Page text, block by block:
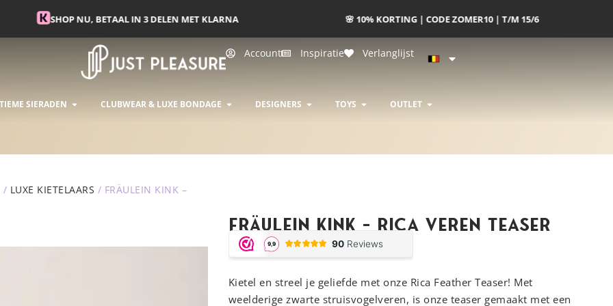
🌸 10% KORTING | CODE ZOMER10 | T/M 15/6
Account Inspiratie Verlanglijst
SIERADEN OPEN INTIEME SIERADEN
CLUBWEAR & LUXE BONDAGE OPEN CLUBWEAR & LUXE BONDAGE
DESIGNERS OPEN DESIGNERS
TOYS OPEN TOYS
OUTLET OPEN OUTLET
/ LUXE KIETELAARS / FRÄULEIN KINK –
Fräulein Kink – Rica Veren Teaser
Kietel en streel je geliefde met onze Rica Feather Teaser! Met
weelderige zwarte struisvogelveren, is onze teaser gemaakt met een